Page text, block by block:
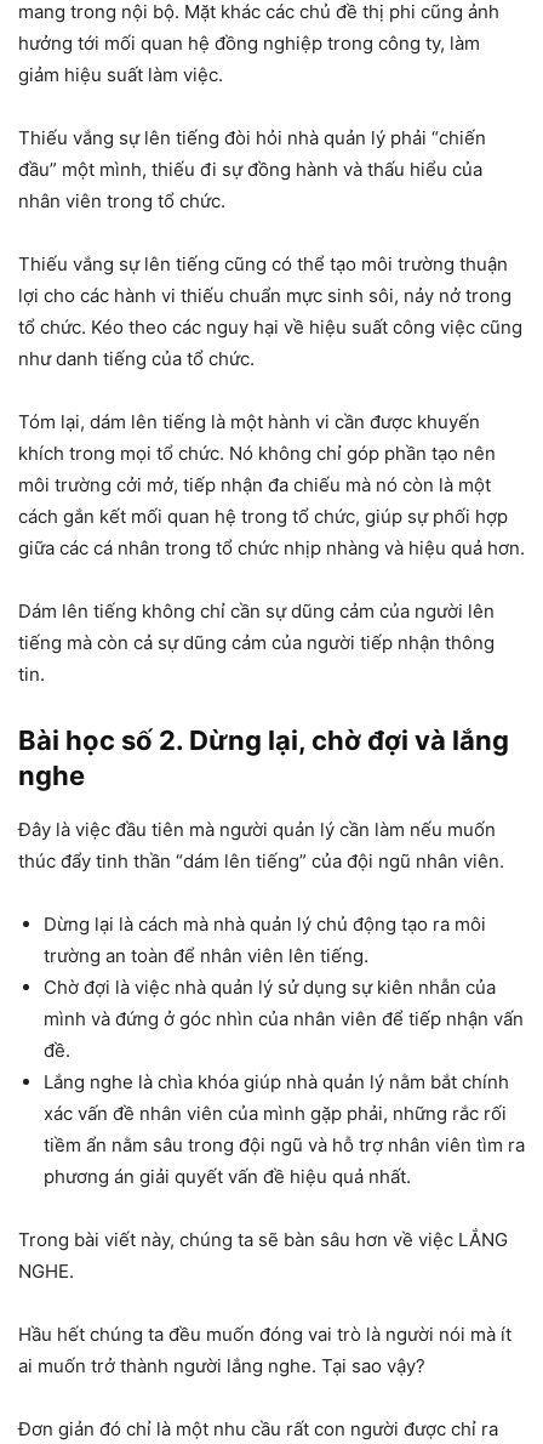
mang trong nội bộ. Mặt khác các chủ đề thị phi cũng ảnh
hưởng tới mối quan hệ đồng nghiệp trong công ty, làm
giảm hiệu suất làm việc.
Thiếu vắng sự lên tiếng đòi hỏi nhà quản lý phải “chiến
đầu” một mình, thiếu đi sự đồng hành và thấu hiểu của
nhân viên trong tổ chức.
Thiếu vắng sự lên tiếng cũng có thể tạo môi trường thuận
lợi cho các hành vi thiếu chuẩn mực sinh sôi, nảy nở trong
tổ chức. Kéo theo các nguy hại về hiệu suất công việc cũng
như danh tiếng của tổ chức.
Tóm lại, dám lên tiếng là một hành vi cần được khuyến
khích trong mọi tổ chức. Nó không chỉ góp phần tạo nên
môi trường cởi mở, tiếp nhận đa chiếu mà nó còn là một
cách gắn kết mối quan hệ trong tổ chức, giúp sự phối hợp
giữa các cá nhân trong tổ chức nhịp nhàng và hiệu quả hơn.
Dám lên tiếng không chỉ cần sự dũng cảm của người lên
tiếng mà còn cả sự dũng cảm của người tiếp nhận thông
tin.
Bài học số 2. Dừng lại, chờ đợi và lắng
nghe
Đây là việc đầu tiên mà người quản lý cần làm nếu muốn
thúc đẩy tinh thần “dám lên tiếng” của đội ngũ nhân viên.
Dừng lại là cách mà nhà quản lý chủ động tạo ra môi
trường an toàn để nhân viên lên tiếng.
Chờ đợi là việc nhà quản lý sử dụng sự kiên nhẫn của
mình và đứng ở góc nhìn của nhân viên để tiếp nhận vấn
đề.
Lắng nghe là chìa khóa giúp nhà quản lý nằm bắt chính
xác vấn đề nhân viên của mình gặp phải, những rắc rối
tiềm ẩn nằm sâu trong đội ngũ và hỗ trợ nhân viên tìm ra
phương án giải quyết vấn đề hiệu quả nhất.
Trong bài viết này, chúng ta sẽ bàn sâu hơn về việc LẮNG
NGHE.
Hầu hết chúng ta đều muốn đóng vai trò là người nói mà ít
ai muốn trở thành người lắng nghe. Tại sao vậy?
Đơn giản đó chỉ là một nhu cầu rất con người được chỉ ra